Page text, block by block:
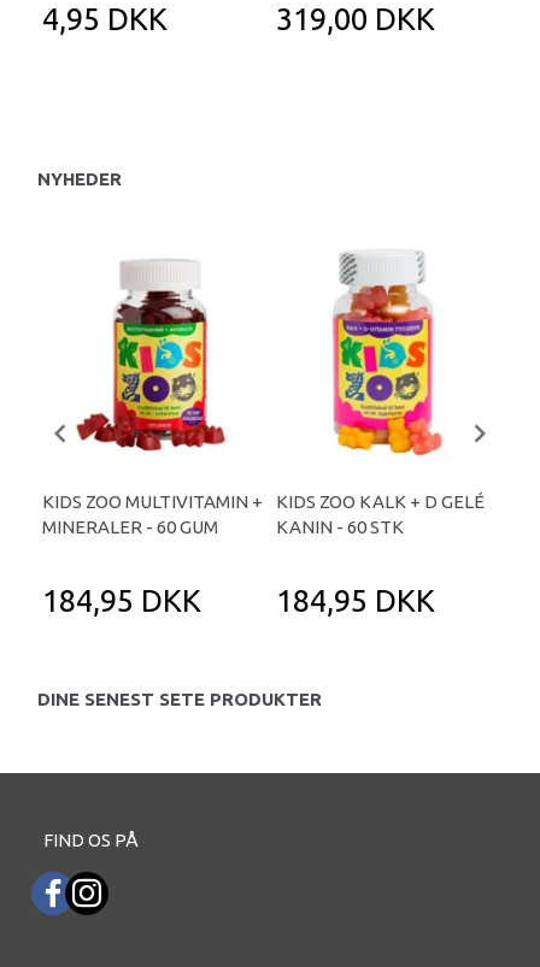
4,95 DKK 319,00 DKK
NYHEDER
KIDS ZOO MULTIVITAMIN +
MINERALER - 60 GUM
184,95 DKK
KIDS ZOO KALK + D GELÉ
KANIN - 60 STK
184,95 DKK
DINE SENEST SETE PRODUKTER
FIND OS PÅ